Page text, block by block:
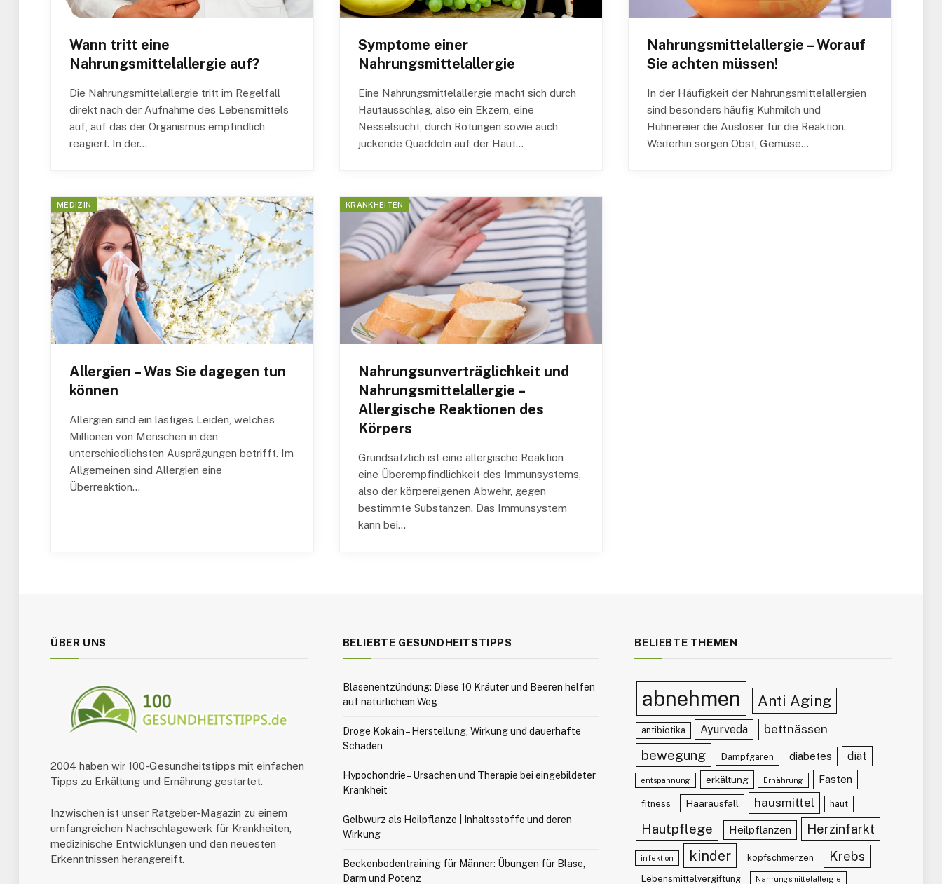
Wann tritt eine
Nahrungsmittelallergie auf?
Die Nahrungsmittelallergie tritt im Regelfall
direkt nach der Aufnahme des Lebensmittels
auf, auf das der Organismus empfindlich
reagiert. In der…
Symptome einer
Nahrungsmittelallergie
Eine Nahrungsmittelallergie macht sich durch
Hautausschlag, also ein Ekzem, eine
Nesselsucht, durch Rötungen sowie auch
juckende Quaddeln auf der Haut…
Nahrungsmittelallergie – Worauf
Sie achten müssen!
In der Häufigkeit der Nahrungsmittelallergien
sind besonders häufig Kuhmilch und
Hühnereier die Auslöser für die Reaktion.
Weiterhin sorgen Obst, Gemüse…
MEDIZIN
Allergien – Was Sie dagegen tun
können
Allergien sind ein lästiges Leiden, welches
Millionen von Menschen in den
unterschiedlichsten Ausprägungen betrifft. Im
Allgemeinen sind Allergien eine
Überreaktion…
KRANKHEITEN
Nahrungsunverträglichkeit und
Nahrungsmittelallergie –
Allergische Reaktionen des
Körpers
Grundsätzlich ist eine allergische Reaktion
eine Überempfindlichkeit des Immunsystems,
also der körpereigenen Abwehr, gegen
bestimmte Substanzen. Das Immunsystem
kann bei…
ÜBER UNS
2004 haben wir 100-Gesundheitstipps mit einfachen
Tipps zu Erkältung und Ernährung gestartet.
Inzwischen ist unser Ratgeber-Magazin zu einem
umfangreichen Nachschlagewerk für Krankheiten,
medizinische Entwicklungen und den neuesten
Erkenntnissen herangereift.
BELIEBTE GESUNDHEITSTIPPS
Blasenentzündung: Diese 10 Kräuter und Beeren helfen
auf natürlichem Weg
Droge Kokain – Herstellung, Wirkung und dauerhafte
Schäden
Hypochondrie – Ursachen und Therapie bei eingebildeter
Krankheit
Gelbwurz als Heilpflanze | Inhaltsstoffe und deren
Wirkung
Beckenbodentraining für Männer: Übungen für Blase,
Darm und Potenz
BELIEBTE THEMEN
abnehmen Anti Aging
antibiotika Ayurveda bettnässen
bewegung Dampfgaren diabetes diät
entspannung erkältung Ernährung Fasten
fitness Haarausfall hausmittel haut
Hautpflege Heilpflanzen Herzinfarkt
infektion kinder kopfschmerzen Krebs
Lebensmittelvergiftung Nahrungsmittelallergie